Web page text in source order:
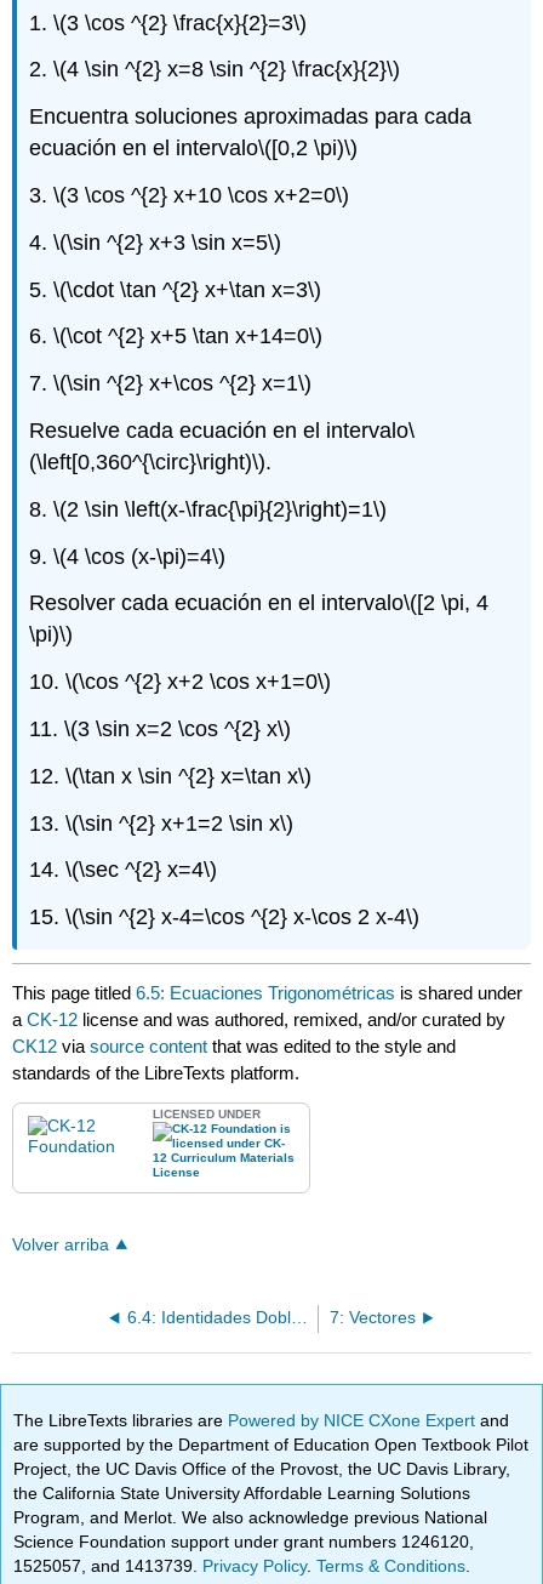
1.\(3 \cos ^{2} \frac{x}{2}=3\)
2.\(4 \sin ^{2} x=8 \sin ^{2} \frac{x}{2}\)
Encuentra soluciones aproximadas para cada
ecuación en el intervalo\([0,2 \pi)\)
3.\(3 \cos ^{2} x+10 \cos x+2=0\)
4.\(\sin ^{2} x+3 \sin x=5\)
5.\(\cdot \tan ^{2} x+\tan x=3\)
6.\(\cot ^{2} x+5 \tan x+14=0\)
7.\(\sin ^{2} x+\cos ^{2} x=1\)
Resuelve cada ecuación en el intervalo\
(\left[0,360^{\circ}\right)\).
8.\(2 \sin \left(x-\frac{\pi}{2}\right)=1\)
9.\(4 \cos (x-\pi)=4\)
Resolver cada ecuación en el intervalo\([2 \pi, 4
\pi)\)
10.\(\cos ^{2} x+2 \cos x+1=0\)
11.\(3 \sin x=2 \cos ^{2} x\)
12.\(\tan x \sin ^{2} x=\tan x\)
13.\(\sin ^{2} x+1=2 \sin x\)
14.\(\sec ^{2} x=4\)
15.\(\sin ^{2} x-4=\cos ^{2} x-\cos 2 x-4\)
This page titled6.5: Ecuaciones Trigonométricas is shared under
aCK-12 license and was authored, remixed, and/or curated by
CK12 viasource content that was edited to the style and
standards of the LibreTexts platform.
LICENSED UNDER
Volver arriba
6.4: Identidades Dobles, Mitad y Reductoras de Potencia 7: Vectores
The LibreTexts libraries are Powered by NICE CXone Expertand
are supported by the Department of Education Open Textbook Pilot
Project, the UC Davis Office of the Provost, the UC Davis Library,
the California State University Affordable Learning Solutions
Program, and Merlot. We also acknowledge previous National
Science Foundation support under grant numbers 1246120,
1525057, and 1413739. Privacy Policy.Terms & Conditions